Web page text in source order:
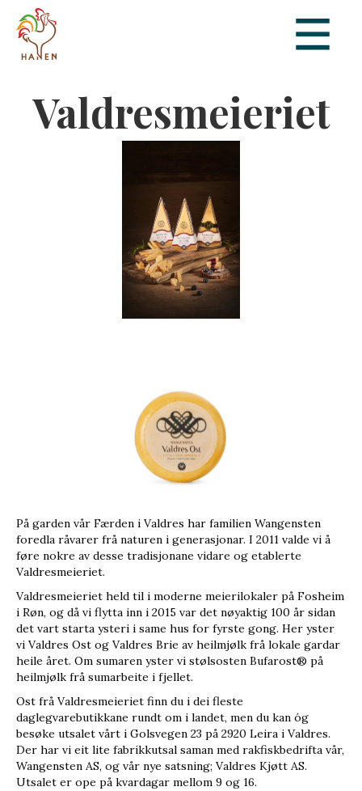
Valdresmeieriet
På garden vår Færden i Valdres har familien Wangensten
foredla råvarer frå naturen i generasjonar. I 2011 valde vi å
føre nokre av desse tradisjonane vidare og etablerte
Valdresmeieriet.
Valdresmeieriet held til i moderne meierilokaler på Fosheim
i Røn, og då vi flytta inn i 2015 var det nøyaktig 100 år sidan
det vart starta ysteri i same hus for fyrste gong. Her yster
vi Valdres Ost og Valdres Brie av heilmjølk frå lokale gardar
heile året. Om sumaren yster vi stølsosten Bufarost® på
heilmjølk frå sumarbeite i fjellet.
Ost frå Valdresmeieriet finn du i dei fleste
daglegvarebutikkane rundt om i landet, men du kan óg
besøke utsalet vårt i Golsvegen 23 på 2920 Leira i Valdres.
Der har vi eit lite fabrikkutsal saman med rakfiskbedrifta vår,
Wangensten AS, og vår nye satsning; Valdres Kjøtt AS.
Utsalet er ope på kvardagar mellom 9 og 16.